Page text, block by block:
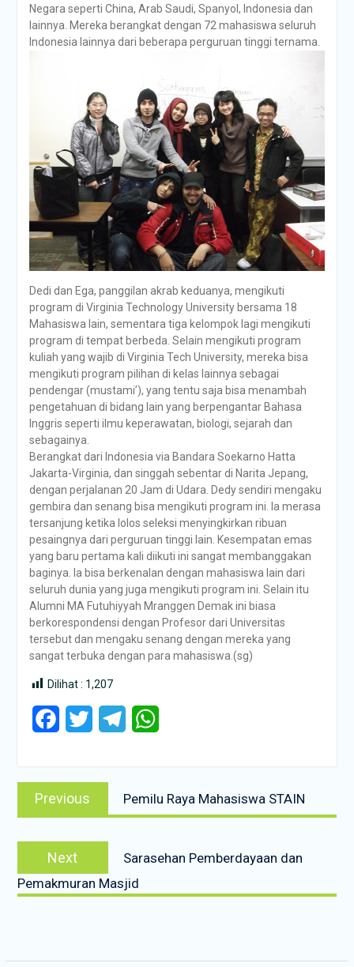
Negara seperti China, Arab Saudi, Spanyol, Indonesia dan
lainnya. Mereka berangkat dengan 72 mahasiswa seluruh
Indonesia lainnya dari beberapa perguruan tinggi ternama.
Dedi dan Ega, panggilan akrab keduanya, mengikuti
program di Virginia Technology University bersama 18
Mahasiswa lain, sementara tiga kelompok lagi mengikuti
program di tempat berbeda. Selain mengikuti program
kuliah yang wajib di Virginia Tech University, mereka bisa
mengikuti program pilihan di kelas lainnya sebagai
pendengar (mustami’), yang tentu saja bisa menambah
pengetahuan di bidang lain yang berpengantar Bahasa
Inggris seperti ilmu keperawatan, biologi, sejarah dan
sebagainya.
Berangkat dari Indonesia via Bandara Soekarno Hatta
Jakarta-Virginia, dan singgah sebentar di Narita Jepang,
dengan perjalanan 20 Jam di Udara. Dedy sendiri mengaku
gembira dan senang bisa mengikuti program ini. Ia merasa
tersanjung ketika lolos seleksi menyingkirkan ribuan
pesaingnya dari perguruan tinggi lain. Kesempatan emas
yang baru pertama kali diikuti ini sangat membanggakan
baginya. Ia bisa berkenalan dengan mahasiswa lain dari
seluruh dunia yang juga mengikuti program ini. Selain itu
Alumni MA Futuhiyyah Mranggen Demak ini biasa
berkorespondensi dengan Profesor dari Universitas
tersebut dan mengaku senang dengan mereka yang
sangat terbuka dengan para mahasiswa.(sg)
Dilihat : 1,207
Facebook
Twitter Telegram
Post
navigation
Previous
post:
Pemilu Raya Mahasiswa STAIN
Next
post:
Sarasehan Pemberdayaan dan
Pemakmuran Masjid